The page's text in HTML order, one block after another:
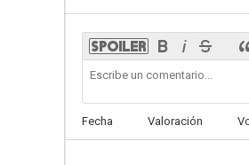
Fecha Valoración